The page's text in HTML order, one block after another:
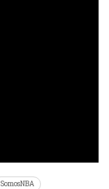
SomosNBA